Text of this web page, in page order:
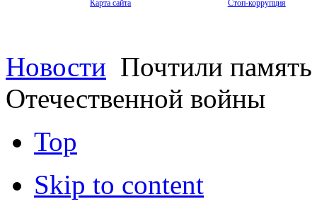
Карта сайта Стоп-коррупция
Новости Почтили
Отечественной войны
Top
Skip to content